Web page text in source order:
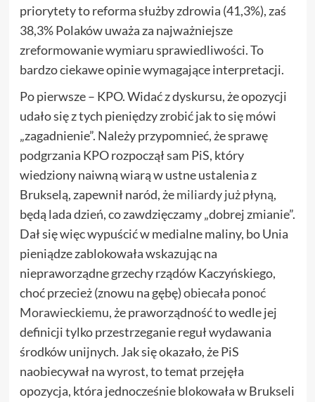
priorytety to reforma służby zdrowia (41,3%), zaś
38,3% Polaków uważa za najważniejsze
zreformowanie wymiaru sprawiedliwości. To
bardzo ciekawe opinie wymagające interpretacji.
Po pierwsze – KPO. Widać z dyskursu, że opozycji
udało się z tych pieniędzy zrobić jak to się mówi
„zagadnienie”. Należy przypomnieć, że sprawę
podgrzania KPO rozpoczął sam PiS, który
wiedziony naiwną wiarą w ustne ustalenia z
Brukselą, zapewnił naród, żemiliardy już płyną,
będą lada dzień, co zawdzięczamy „dobrej zmianie”.
Dał się więc wypuścić w medialne maliny, bo Unia
pieniądze zablokowała wskazując na
niepraworządne grzechy rządów Kaczyńskiego,
choć przecież (znowu na gębę)obiecała ponoć
Morawieckiemu, że praworządność to wedle jej
definicji tylko przestrzeganie reguł wydawania
środków unijnych. Jak się okazało, że PiS
naobiecywał na wyrost, to temat przejęła
opozycja, która jednocześnie blokowała w Brukseli